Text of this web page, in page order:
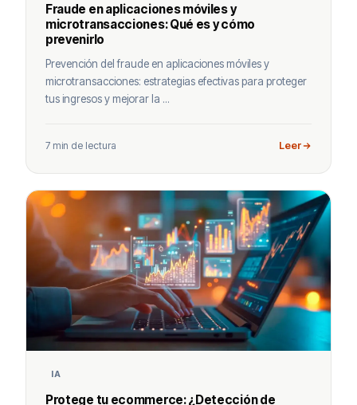
Fraude en aplicaciones móviles y
microtransacciones: Qué es y cómo
prevenirlo
Prevención del fraude en aplicaciones móviles y
microtransacciones: estrategias efectivas para proteger
tus ingresos y mejorar la ...
7 min de lectura Leer
IA
Protege tu ecommerce: ¿Detección de